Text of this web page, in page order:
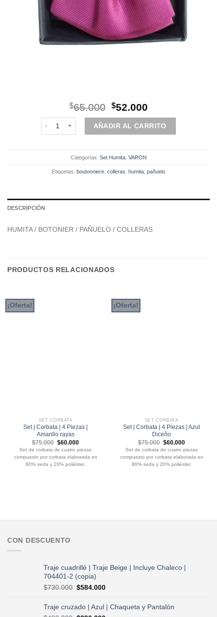
$65.000 El
precio
original
era:
$65.000.
$52.000
precio
actual
es:
$52.000.
Set | Humita | 4 Piezas | Magenta Oscuro cantidad
AÑADIR AL CARRITO
Categorías: Set Humita, VARON
Etiquetas: boutonniere colleras humita pañuelo
DESCRIPCIÓN
HUMITA / BOTONIER / PAÑUELO / COLLERAS
PRODUCTOS RELACIONADOS
¡Oferta!
SET CORBATA
Set | Corbata | 4 Piezas |
Amarillo rayas
$75.000 El
precio
original
era:
$75.000.
$60.000El
precio
actual
es:
$60.000.
Set de corbata de cuatro piezas
compuesto por corbata elaborada en
80% seda y 20% poliéster.
¡Oferta!
SET CORBATA
Set | Corbata | 4 Piezas | Azul
Diceño
$75.000 El
precio
original
era:
$75.000.
$60.000El
precio
actual
es:
$60.000.
Set de corbata de cuatro piezas
compuesto por corbata elaborada en
80% seda y 20% poliéster.
CON DESCUENTO
Traje cuadrillé | Traje Beige | Incluye Chaleco |
704401-2 (copia)
$730.000 El
original
era:
$584.000El
actual
es:
Traje cruzado | Azul | Chaqueta y Pantalón